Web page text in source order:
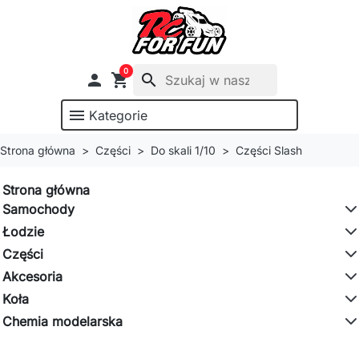
 shopping_cart
0
search
menu Kategorie
Strona główna Części Do skali 1/10 Części Slash
Strona główna
Samochody
Łodzie
Części
Akcesoria
Koła
Chemia modelarska